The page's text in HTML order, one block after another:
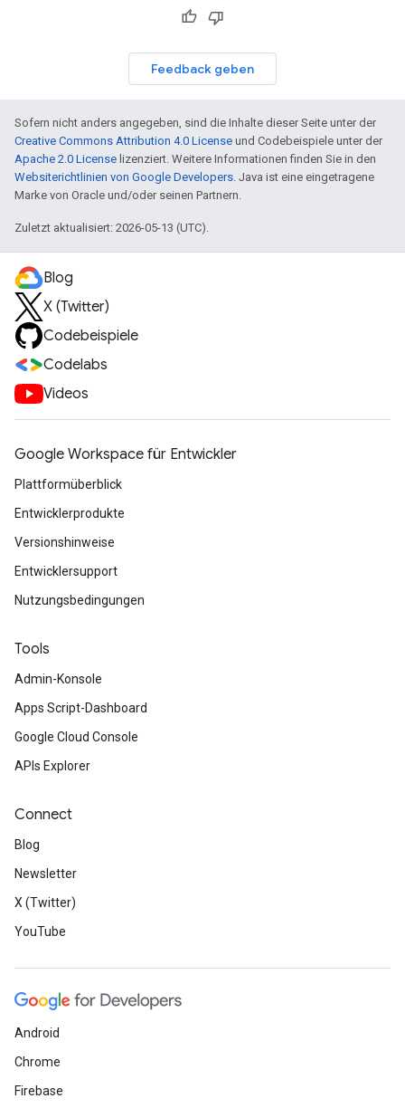
Feedback geben
Sofern nicht anders angegeben, sind die Inhalte dieser Seite unter der
Creative Commons Attribution 4.0 License und Codebeispiele unter der
Apache 2.0 License lizenziert. Weitere Informationen finden Sie in den
Websiterichtlinien von Google Developers. Java ist eine eingetragene
Marke von Oracle und/oder seinen Partnern.
Zuletzt aktualisiert: 2026-05-13 (UTC).
Blog
X (Twitter)
Codebeispiele
Codelabs
Videos
Google Workspace für Entwickler
Plattformüberblick
Entwicklerprodukte
Versionshinweise
Entwicklersupport
Nutzungsbedingungen
Tools
Admin-Konsole
Apps Script-Dashboard
Google Cloud Console
APIs Explorer
Connect
Blog
Newsletter
X (Twitter)
YouTube
Android
Chrome
Firebase